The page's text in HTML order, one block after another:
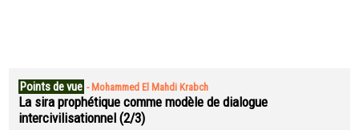
Points de vue - Mohammed El Mahdi Krabch
La sira prophétique comme modèle de dialogue
intercivilisationnel (2/3)